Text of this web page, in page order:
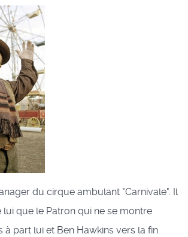
du cirque ambulant "Carnivale". Il
lui que le Patron qui ne se montre
à part lui et Ben Hawkins vers la fin.